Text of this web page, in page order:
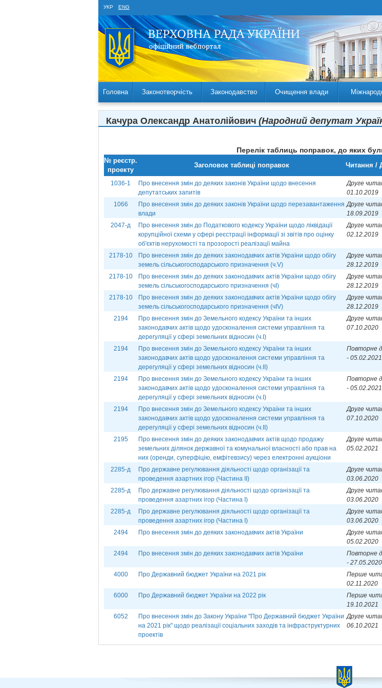
УКР ENG
Головна Законотворчість Законодавство Очищення влади
Качура Олександр Анатолійович (Народний депутат
Перелік таблиць поправок, до яких
№ реєстр.
проекту
Заголовок таблиці поправок Читання /
1036-1
Про внесення змін до деяких законів України щодо внесення
депутатських запитів
Друге
01.10.2019
1066
Про внесення змін до деяких законів України щодо перезавантаження
влади
Друге
18.09.2019
2047-д
Про внесення змін до Податкового кодексу України щодо ліквідації
корупційної схеми у сфері реєстрації інформації зі звітів про оцінку
об'єктів нерухомості та прозорості реалізації майна
Друге
02.12.2019
2178-10
Про внесення змін до деяких законодавчих актів України щодо обігу
земель сільськогосподарського призначення (ч.V)
Друге
28.12.2019
2178-10
Про внесення змін до деяких законодавчих актів України щодо обігу
земель сільськогосподарського призначення (чІ)
Друге
28.12.2019
2178-10
Про внесення змін до деяких законодавчих актів України щодо обігу
земель сільськогосподарського призначення (чІV)
Друге
28.12.2019
2194
Про внесення змін до Земельного кодексу України та інших
законодавчих актів щодо удосконалення системи управління та
дерегуляції у сфері земельних відносин (ч.І)
Друге
07.10.2020
2194
Про внесення змін до Земельного кодексу України та інших
законодавчих актів щодо удосконалення системи управління та
дерегуляції у сфері земельних відносин (ч.ІІ)
Повторне
- 05.02.2021
2194
Про внесення змін до Земельного кодексу України та інших
законодавчих актів щодо удосконалення системи управління та
дерегуляції у сфері земельних відносин (ч.І)
Повторне
- 05.02.2021
2194
Про внесення змін до Земельного кодексу України та інших
законодавчих актів щодо удосконалення системи управління та
дерегуляції у сфері земельних відносин (ч.ІІ)
Друге
07.10.2020
2195
Про внесення змін до деяких законодавчих актів щодо продажу
земельних ділянок державної та комунальної власності або прав на
них (оренди, суперфіцію, емфітевзису) через електронні аукціони
Друге
05.02.2021
2285-д
Про державне регулювання діяльності щодо організації та
проведення азартних ігор (Частина ІІ)
Друге
03.06.2020
2285-д
Про державне регулювання діяльності щодо організації та
проведення азартних ігор (Частина І)
Друге
03.06.2020
2285-д
Про державне регулювання діяльності щодо організації та
проведення азартних ігор (Частина І)
Друге
03.06.2020
2494 Про внесення змін до деяких законодавчих актів України
Друге
05.02.2020
2494 Про внесення змін до деяких законодавчих актів України
Повторне
- 27.05.2020
4000 Про Державний бюджет України на 2021 рік
Перше
02.11.2020
6000 Про Державний бюджет України на 2022 рік
Перше
19.10.2021
6052
Про внесення змін до Закону України "Про Державний бюджет України
на 2021 рік" щодо реалізації соціальних заходів та інфраструктурних
проектів
Друге
06.10.2021